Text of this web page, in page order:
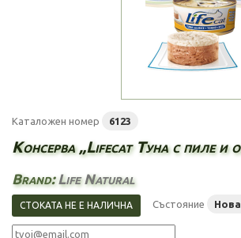
Каталожен номер 6123
Консерва „Lifecat Туна с пиле и
Brand:Life Natural
СТОКАТА НЕ Е НАЛИЧНА Състояние